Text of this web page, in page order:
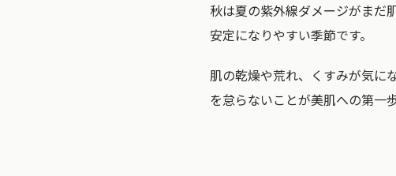
秋は夏の紫外線ダメージがまだ
安定になりやすい季節です。
肌の乾燥や荒れ、くすみが気に
を怠らないことが美肌への第一歩